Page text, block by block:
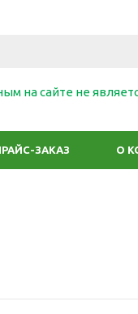
на сайте не
ЗАКАЗ О